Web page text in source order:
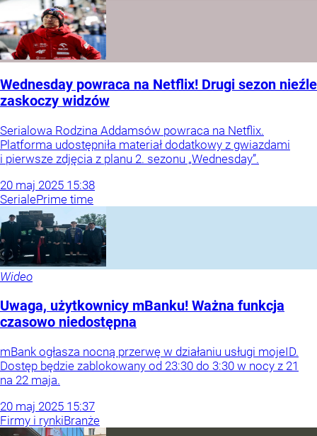
Wednesday powraca na Netflix! Drugi sezon nieźle
zaskoczy widzów
Serialowa Rodzina Addamsów powraca na Netflix.
Platforma udostępniła materiał dodatkowy z gwiazdami
i pierwsze zdjęcia z planu 2. sezonu „Wednesday”.
20 maj 2025 15:38
SerialePrime time
Wideo
Uwaga, użytkownicy mBanku! Ważna funkcja
czasowo niedostępna
mBank ogłasza nocną przerwę w działaniu usługi mojeID.
Dostęp będzie zablokowany od 23:30 do 3:30 w nocy z 21
na 22 maja.
20 maj 2025 15:37
Firmy i rynkiBranże